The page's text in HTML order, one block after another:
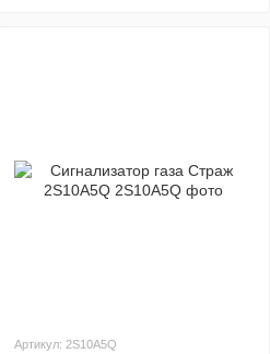
Артикул: 2S10A5Q